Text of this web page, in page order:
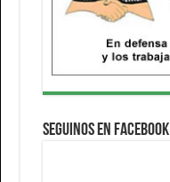
Seguinos en Facebook